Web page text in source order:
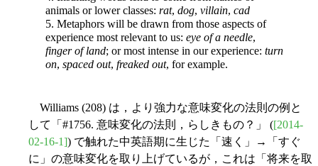
animals or lower classes: rat, dog, villain, cad
5. Metaphors will be drawn from those aspects of
experience most relevant to us: eye of a needle,
finger of land; or most intense in our experience: turn
on, spaced out, freaked out, for example.
Williams (208) は，より強力な意味変化の法則の例と
して「#1756. 意味変化の法則，らしきもの？」 ([2014-
02-16-1]) で触れた中英語期に生じた「速く」→「すぐ
に」の意味変化を取り上げているが，これは「将来を取